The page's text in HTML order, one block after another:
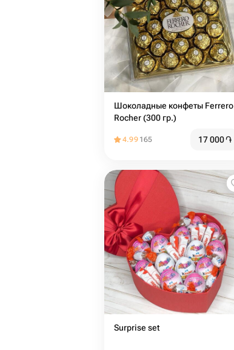
Шоколадные конфеты Ferrero
Rocher (300 гр.)
4.99 165 17 000֏
Surprise set